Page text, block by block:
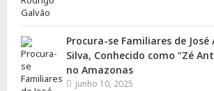
Procura-se Familiares de
Silva, Conhecido como “Zé
no Amazonas
junho 10, 2025